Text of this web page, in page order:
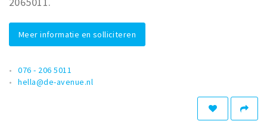
Meer informatie en solliciteren
076 - 206 5011
hella@de-avenue.nl